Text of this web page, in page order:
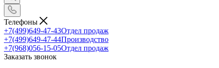
Телефоны
+7(499)649-47-43Отдел продаж
+7(499)649-47-44Производство
+7(968)056-15-05Отдел продаж
Заказать звонок